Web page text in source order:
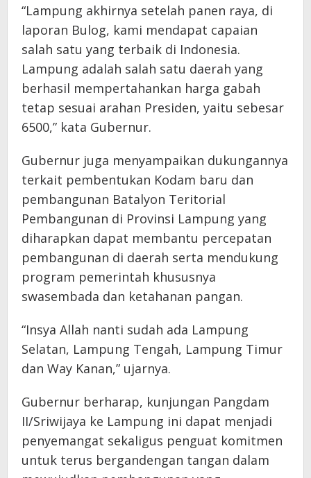
“Lampung akhirnya setelah panen raya, di
laporan Bulog, kami mendapat capaian
salah satu yang terbaik di Indonesia.
Lampung adalah salah satu daerah yang
berhasil mempertahankan harga gabah
tetap sesuai arahan Presiden, yaitu sebesar
6500,” kata Gubernur.
Gubernur juga menyampaikan dukungannya
terkait pembentukan Kodam baru dan
pembangunan Batalyon Teritorial
Pembangunan di Provinsi Lampung yang
diharapkan dapat membantu percepatan
pembangunan di daerah serta mendukung
program pemerintah khususnya
swasembada dan ketahanan pangan.
“Insya Allah nanti sudah ada Lampung
Selatan, Lampung Tengah, Lampung Timur
dan Way Kanan,” ujarnya.
Gubernur berharap, kunjungan Pangdam
II/Sriwijaya ke Lampung ini dapat menjadi
penyemangat sekaligus penguat komitmen
untuk terus bergandengan tangan dalam